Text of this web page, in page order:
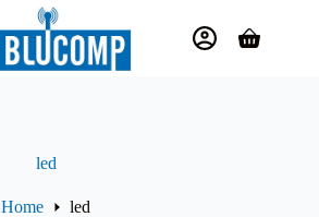
Carrello
led
Home led